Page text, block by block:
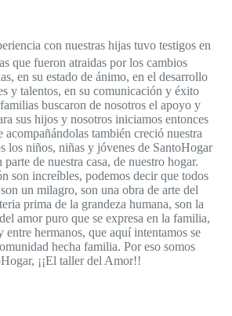
con nuestras hijas tuvo testigos en
que fueron atraidas por los cambios
en su estado de ánimo, en el desarrollo
y talentos, en su comunicación y éxito
buscaron de nosotros el apoyo y
sus hijos y nosotros iniciamos entonces
acompañándolas también creció nuestra
los niños, niñas y jóvenes de SantoHogar
de nuestra casa, de nuestro hogar.
son increíbles, podemos decir que todos
un milagro, son una obra de arte del
prima de la grandeza humana, son la
amor puro que se expresa en la familia,
entre hermanos, que aquí intentamos se
hecha familia. Por eso somos
¡¡El taller del Amor!!